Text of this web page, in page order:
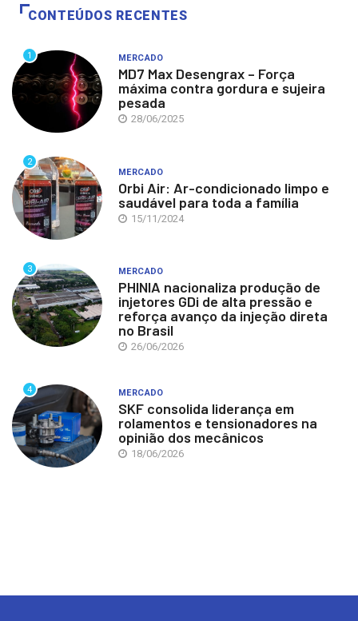
CONTEÚDOS RECENTES
1 MERCADO
MD7 Max Desengrax – Força
máxima contra gordura e sujeira
pesada
28/06/2025
2
MERCADO
Orbi Air: Ar-condicionado limpo e
saudável para toda a família
15/11/2024
3 MERCADO
PHINIA nacionaliza produção de
injetores GDi de alta pressão e
reforça avanço da injeção direta
no Brasil
26/06/2026
4 MERCADO
SKF consolida liderança em
rolamentos e tensionadores na
opinião dos mecânicos
18/06/2026